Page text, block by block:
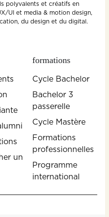
polyvalents et créatifs en
UI et media & motion design,
du design et du digital.
un
formations
Cycle Bachelor
Bachelor 3
passerelle
Cycle Mastère
Formations
professionnelles
Programme
international